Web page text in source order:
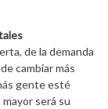
de la demanda
cambiar más
gente esté
será su